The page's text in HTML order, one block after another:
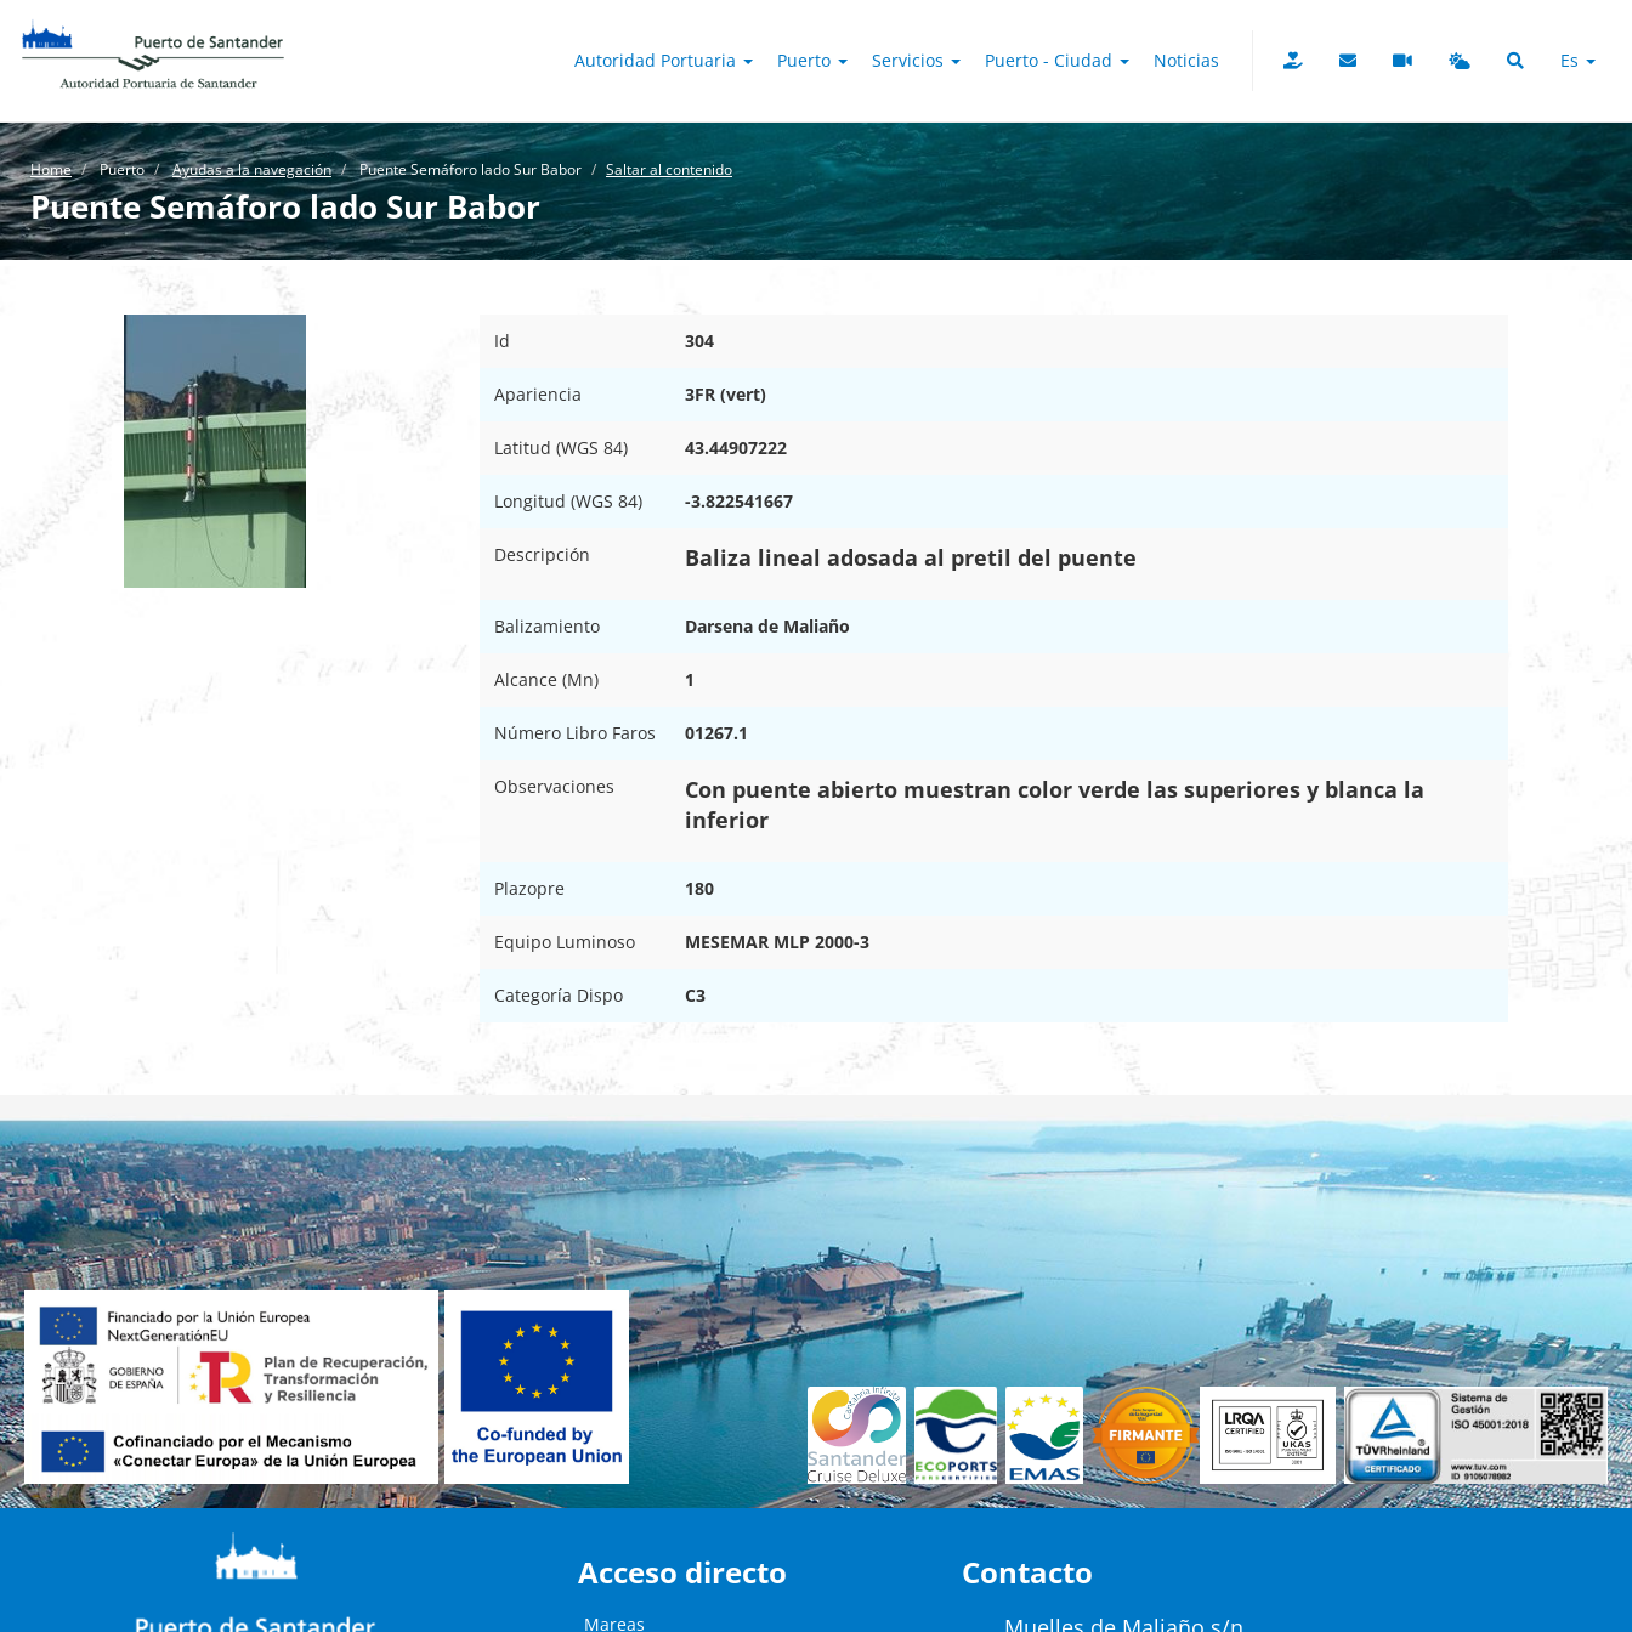
Es
Autoridad Portuaria Puerto Servicios Puerto - Ciudad Noticias
Home Puerto Ayudas a la navegación Puente Semáforo lado Sur Babor Saltar al contenido
Puente Semáforo lado Sur Babor
Id 304
Apariencia 3FR (vert)
Latitud (WGS 84) 43.44907222
Longitud (WGS 84) -3.822541667
Descripción Baliza lineal adosada al pretil del puente
Balizamiento Darsena de Maliaño
Alcance (Mn) 1
Número Libro Faros 01267.1
Observaciones
Con puente abierto muestran color verde las superiores y blanca la
inferior
Plazopre 180
Equipo Luminoso MESEMAR MLP 2000-3
Categoría Dispo C3
Acceso directo
Mareas
Contacto